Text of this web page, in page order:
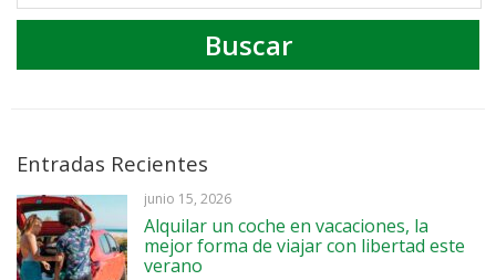
Entradas Recientes
junio 15, 2026
Alquilar un coche en vacaciones, la
mejor forma de viajar con libertad este
verano